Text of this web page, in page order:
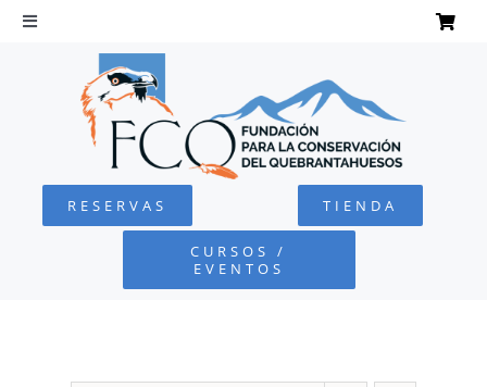
Saltar
Toggle
Navigation
QUEBRANTAHUESOS
FUNDACIÓN
RESERVAS TIENDA
CURSOS /
EVENTOS